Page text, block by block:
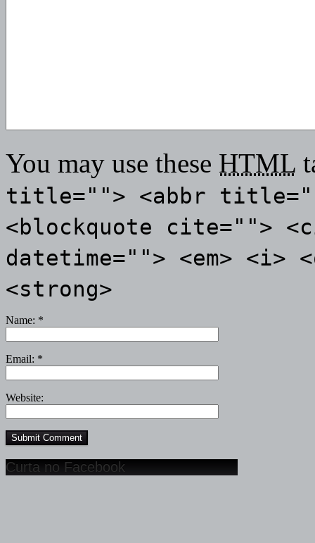
You may use these HTML
title=""> <abbr
<blockquote cite="">
datetime=""> <em> <i>
<strong>
Name: *
Email: *
Website:
Curta no Facebook